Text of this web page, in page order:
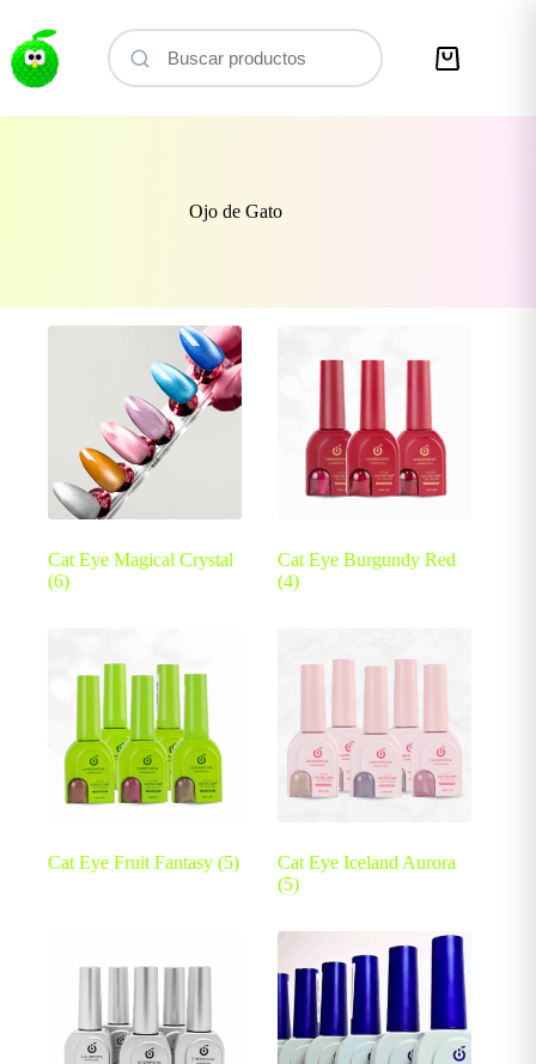
contenido
Carro
Ojo de Gato
Cat Eye Magical Crystal
(6)
Cat Eye Burgundy Red
(4)
Cat Eye Fruit Fantasy (5)
Cat Eye Iceland Aurora
(5)